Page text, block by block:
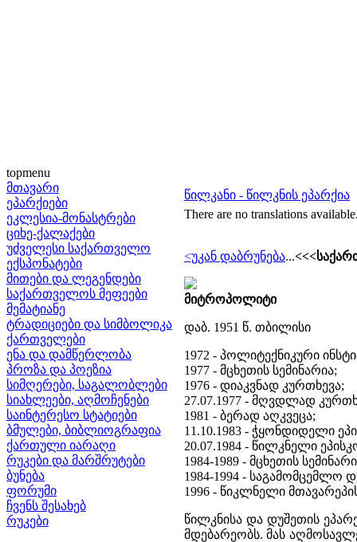
topmenu
მთავარი
ეპარქიები
ეკლესია-მონასტრები
ციხე-ქალაქები
უძველესი საქართველო
ექსპონატები
მითები და ლეგენდები
საქართველოს მეფეები
მემატიანე
ტრადიციები და სიმბოლიკა
ქართველები
ენა და დამწერლობა
პროზა და პოეზია
სიმღერები, საგალობლები
სიახლეები, აღმოჩენები
საინტერესო სტატიები
ბმულები, ბიბლიოგრაფია
ქართული იარაღი
რუკები და მარშრუტები
ბუნება
ფორუმი
ჩვენს შესახებ
რუკები
წილკანი - წილკნის ეპარქია
There are no translations
<უკან დაბრუნება...
მიტროპოლიტი
დაბ. 1951 წ. თბილისი
1972 - პოლიტექნიკური
1977 - მცხეთის სემინარია;
1976 - დიაკვნად კურთხევა;
27.07.1977 - მღვდლად
1981 - ბერად აღკვეცა;
11.10.1983 - ჭყონდიდელი
20.07.1984 - წილკნელი
1984-1989 - მცხეთის
1984-1994 - საგამომცემლო
1996 - წიკლნელი
წილკნისა და დუშეთის
მდებარეობს. მას